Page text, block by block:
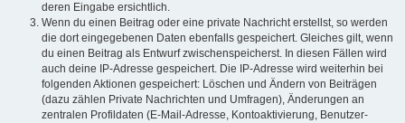
deren Eingabe ersichtlich.
Wenn du einen Beitrag oder eine private Nachricht erstellst, so werden
die dort eingegebenen Daten ebenfalls gespeichert. Gleiches gilt, wenn
du einen Beitrag als Entwurf zwischenspeicherst. In diesen Fällen wird
auch deine IP-Adresse gespeichert. Die IP-Adresse wird weiterhin bei
folgenden Aktionen gespeichert: Löschen und Ändern von Beiträgen
(dazu zählen Private Nachrichten und Umfragen), Änderungen an
zentralen Profildaten (E-Mail-Adresse, Kontoaktivierung, Benutzer-